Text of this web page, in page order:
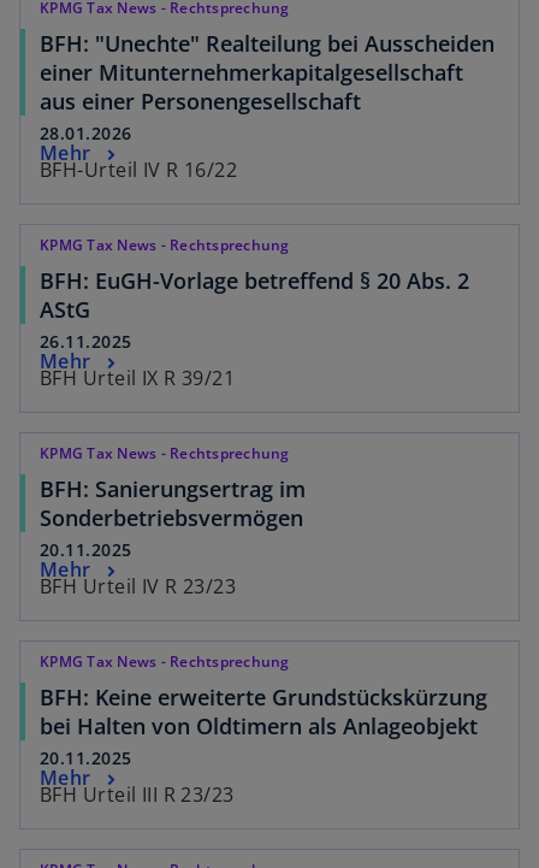
KPMG Tax News - Rechtsprechung
BFH: "Unechte" Realteilung bei Ausscheiden
einer Mitunternehmerkapitalgesellschaft
aus einer Personengesellschaft
28.01.2026
BFH-Urteil IV R 16/22
Mehr
KPMG Tax News - Rechtsprechung
BFH: EuGH-Vorlage betreffend § 20 Abs. 2
AStG
26.11.2025
BFH Urteil IX R 39/21
Mehr
KPMG Tax News - Rechtsprechung
BFH: Sanierungsertrag im
Sonderbetriebsvermögen
20.11.2025
BFH Urteil IV R 23/23
Mehr
KPMG Tax News - Rechtsprechung
BFH: Keine erweiterte Grundstückskürzung
bei Halten von Oldtimern als Anlageobjekt
20.11.2025
BFH Urteil III R 23/23
Mehr